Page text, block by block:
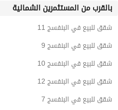
عقارات للبيع في المستثمرين الشمالية
بالقرب من المستثمرين الشمالية
شقق للبيع في البنفسج 11
شقق للبيع في البنفسج 9
شقق للبيع في البنفسج 10
شقق للبيع في البنفسج 12
شقق للبيع في البنفسج 7